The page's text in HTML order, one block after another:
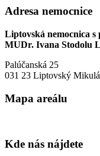
Adresa nemocnice
Liptovská nemocnica
MUDr. Ivana Stodolu
Palúčanská 25
031 23 Liptovský
Mapa areálu
Kde nás nájdete